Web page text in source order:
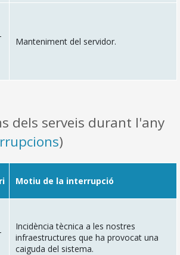
Manteniment del servidor.
dels serveis durant l'any
)
Motiu de la interrupció
Incidència tècnica a les nostres
infraestructures que ha provocat una
caiguda del sistema.